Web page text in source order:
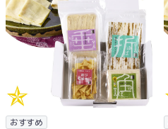
おすすめ